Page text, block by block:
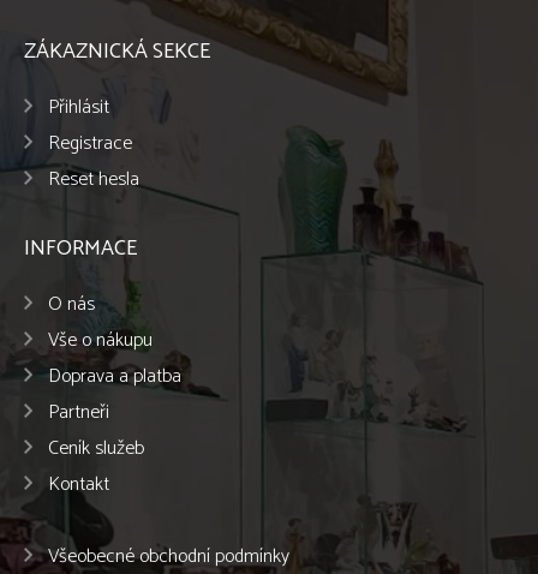
ZÁKAZNICKÁ SEKCE
Přihlásit
Registrace
Reset hesla
INFORMACE
O nás
Vše o nákupu
Doprava a platba
Partneři
Ceník služeb
Kontakt
Všeobecné obchodní podmínky